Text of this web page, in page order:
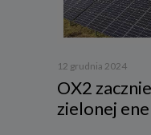
12 grudnia 2024
OX2
zielonej